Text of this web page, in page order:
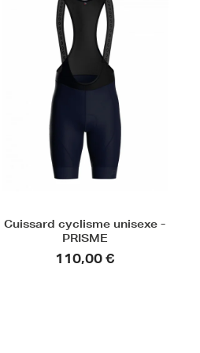
Combinaison cyclisme unisexe
- PRISME
160,00 €